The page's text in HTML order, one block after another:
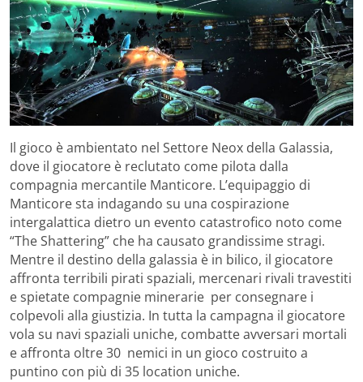
Il gioco è ambientato nel Settore Neox della Galassia,
dove il giocatore è reclutato come pilota dalla
compagnia mercantile Manticore. L’equipaggio di
Manticore sta indagando su una cospirazione
intergalattica dietro un evento catastrofico noto come
“The Shattering” che ha causato grandissime stragi.
Mentre il destino della galassia è in bilico, il giocatore
affronta terribili pirati spaziali, mercenari rivali travestiti
e spietate compagnie minerarie per consegnare i
colpevoli alla giustizia. In tutta la campagna il giocatore
vola su navi spaziali uniche, combatte avversari mortali
e affronta oltre 30 nemici in un gioco costruito a
puntino con più di 35 location uniche.